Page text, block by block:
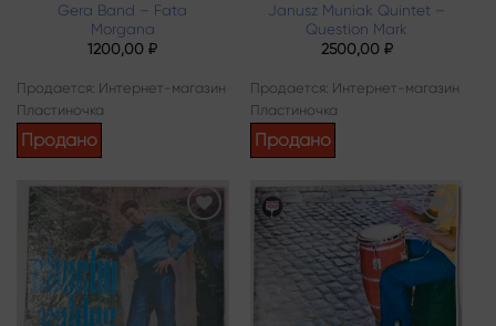
Gera Band – Fata
Morgana
1200,00₽
Продается: Интернет-магазин
Пластиночка
Продано
Janusz Muniak Quintet –
Question Mark
2500,00 ₽
Продается: Интернет-магазин
Пластиночка
Продано
wishlist
Add to
wishlist